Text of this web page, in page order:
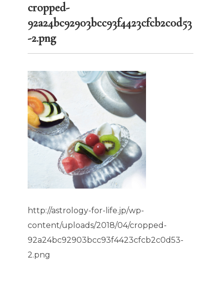
cropped-
92a24bc92903bcc93f4423cfcb2c0d53
-2.png
http://astrology-for-life.jp/wp-
content/uploads/2018/04/cropped-
92a24bc92903bcc93f4423cfcb2c0d53-
2.png